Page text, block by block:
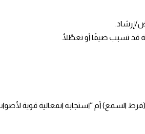
السمع) أم “استجابة انفعالية قوية